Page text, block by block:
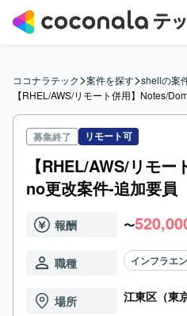
ココナラテック>案件を探す>shellの案
【RHEL/AWS/リモート併用】Notes/
募集終了 リモート可
【RHEL/AWS/リモ
no更改案件-追加要員
報酬 〜
職種 インフラエ
場所 江東区（東